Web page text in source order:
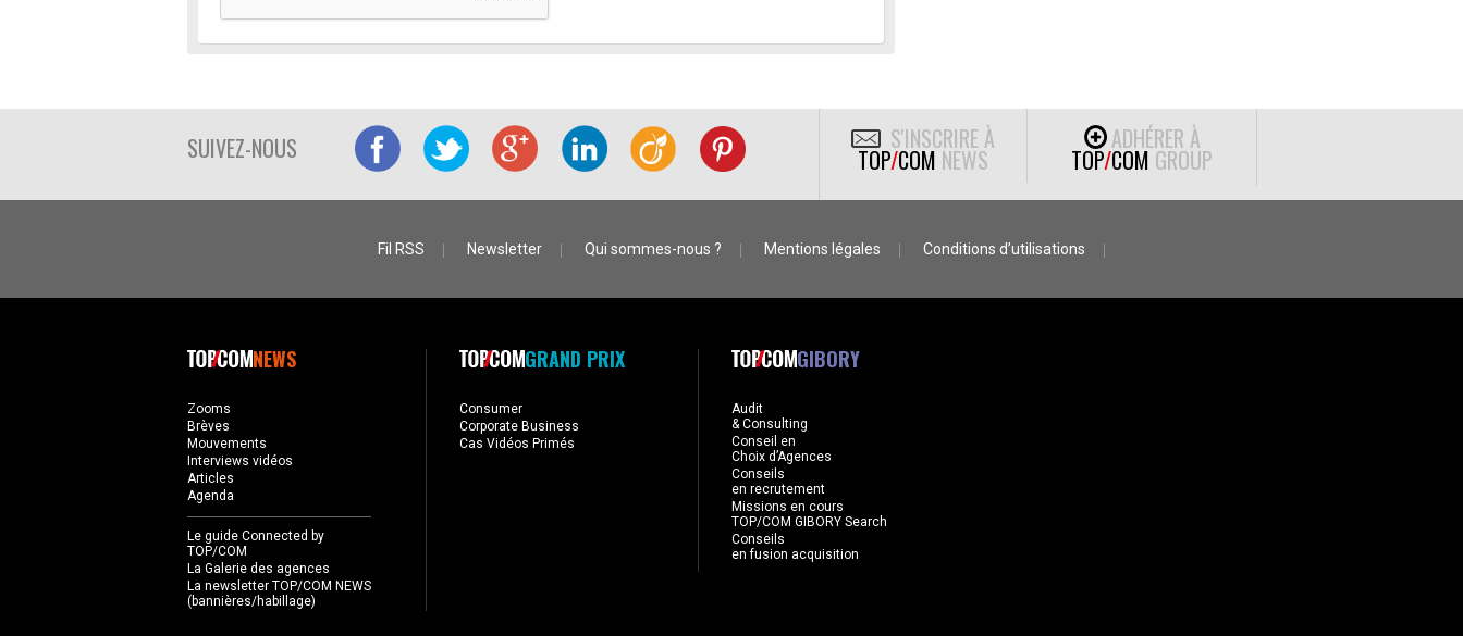
SUIVEZ-NOUS S'INSCRIRE À
TOP/COM NEWS
ADHÉRER À
TOP/COM GROUP
Fil RSS Newsletter Qui sommes-nous ? Mentions légales Conditions d’utilisations
NEWS
Zooms
Brèves
Mouvements
Interviews vidéos
Articles
Agenda
Le guide Connected by
TOP/COM
La Galerie des agences
La newsletter TOP/COM NEWS
(bannières/habillage)
GRAND PRIX
Consumer
Corporate Business
Cas Vidéos Primés
GIBORY
Audit
& Consulting
Conseil en
Choix d’Agences
Conseils
en recrutement
Missions en cours
TOP/COM GIBORY Search
Conseils
en fusion acquisition